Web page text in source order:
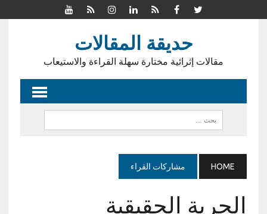
حديقة المقالات
مقالات إثرائية مختارة سهلة القراءة والاستيعاب
HOME مشاركات القراء
الحرية الحقيقية